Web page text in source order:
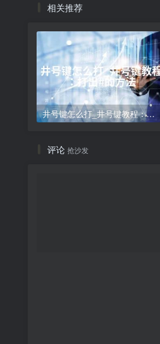
相关推荐
井号键怎么打_井号键教程：打出#的方法
评论 抢沙发